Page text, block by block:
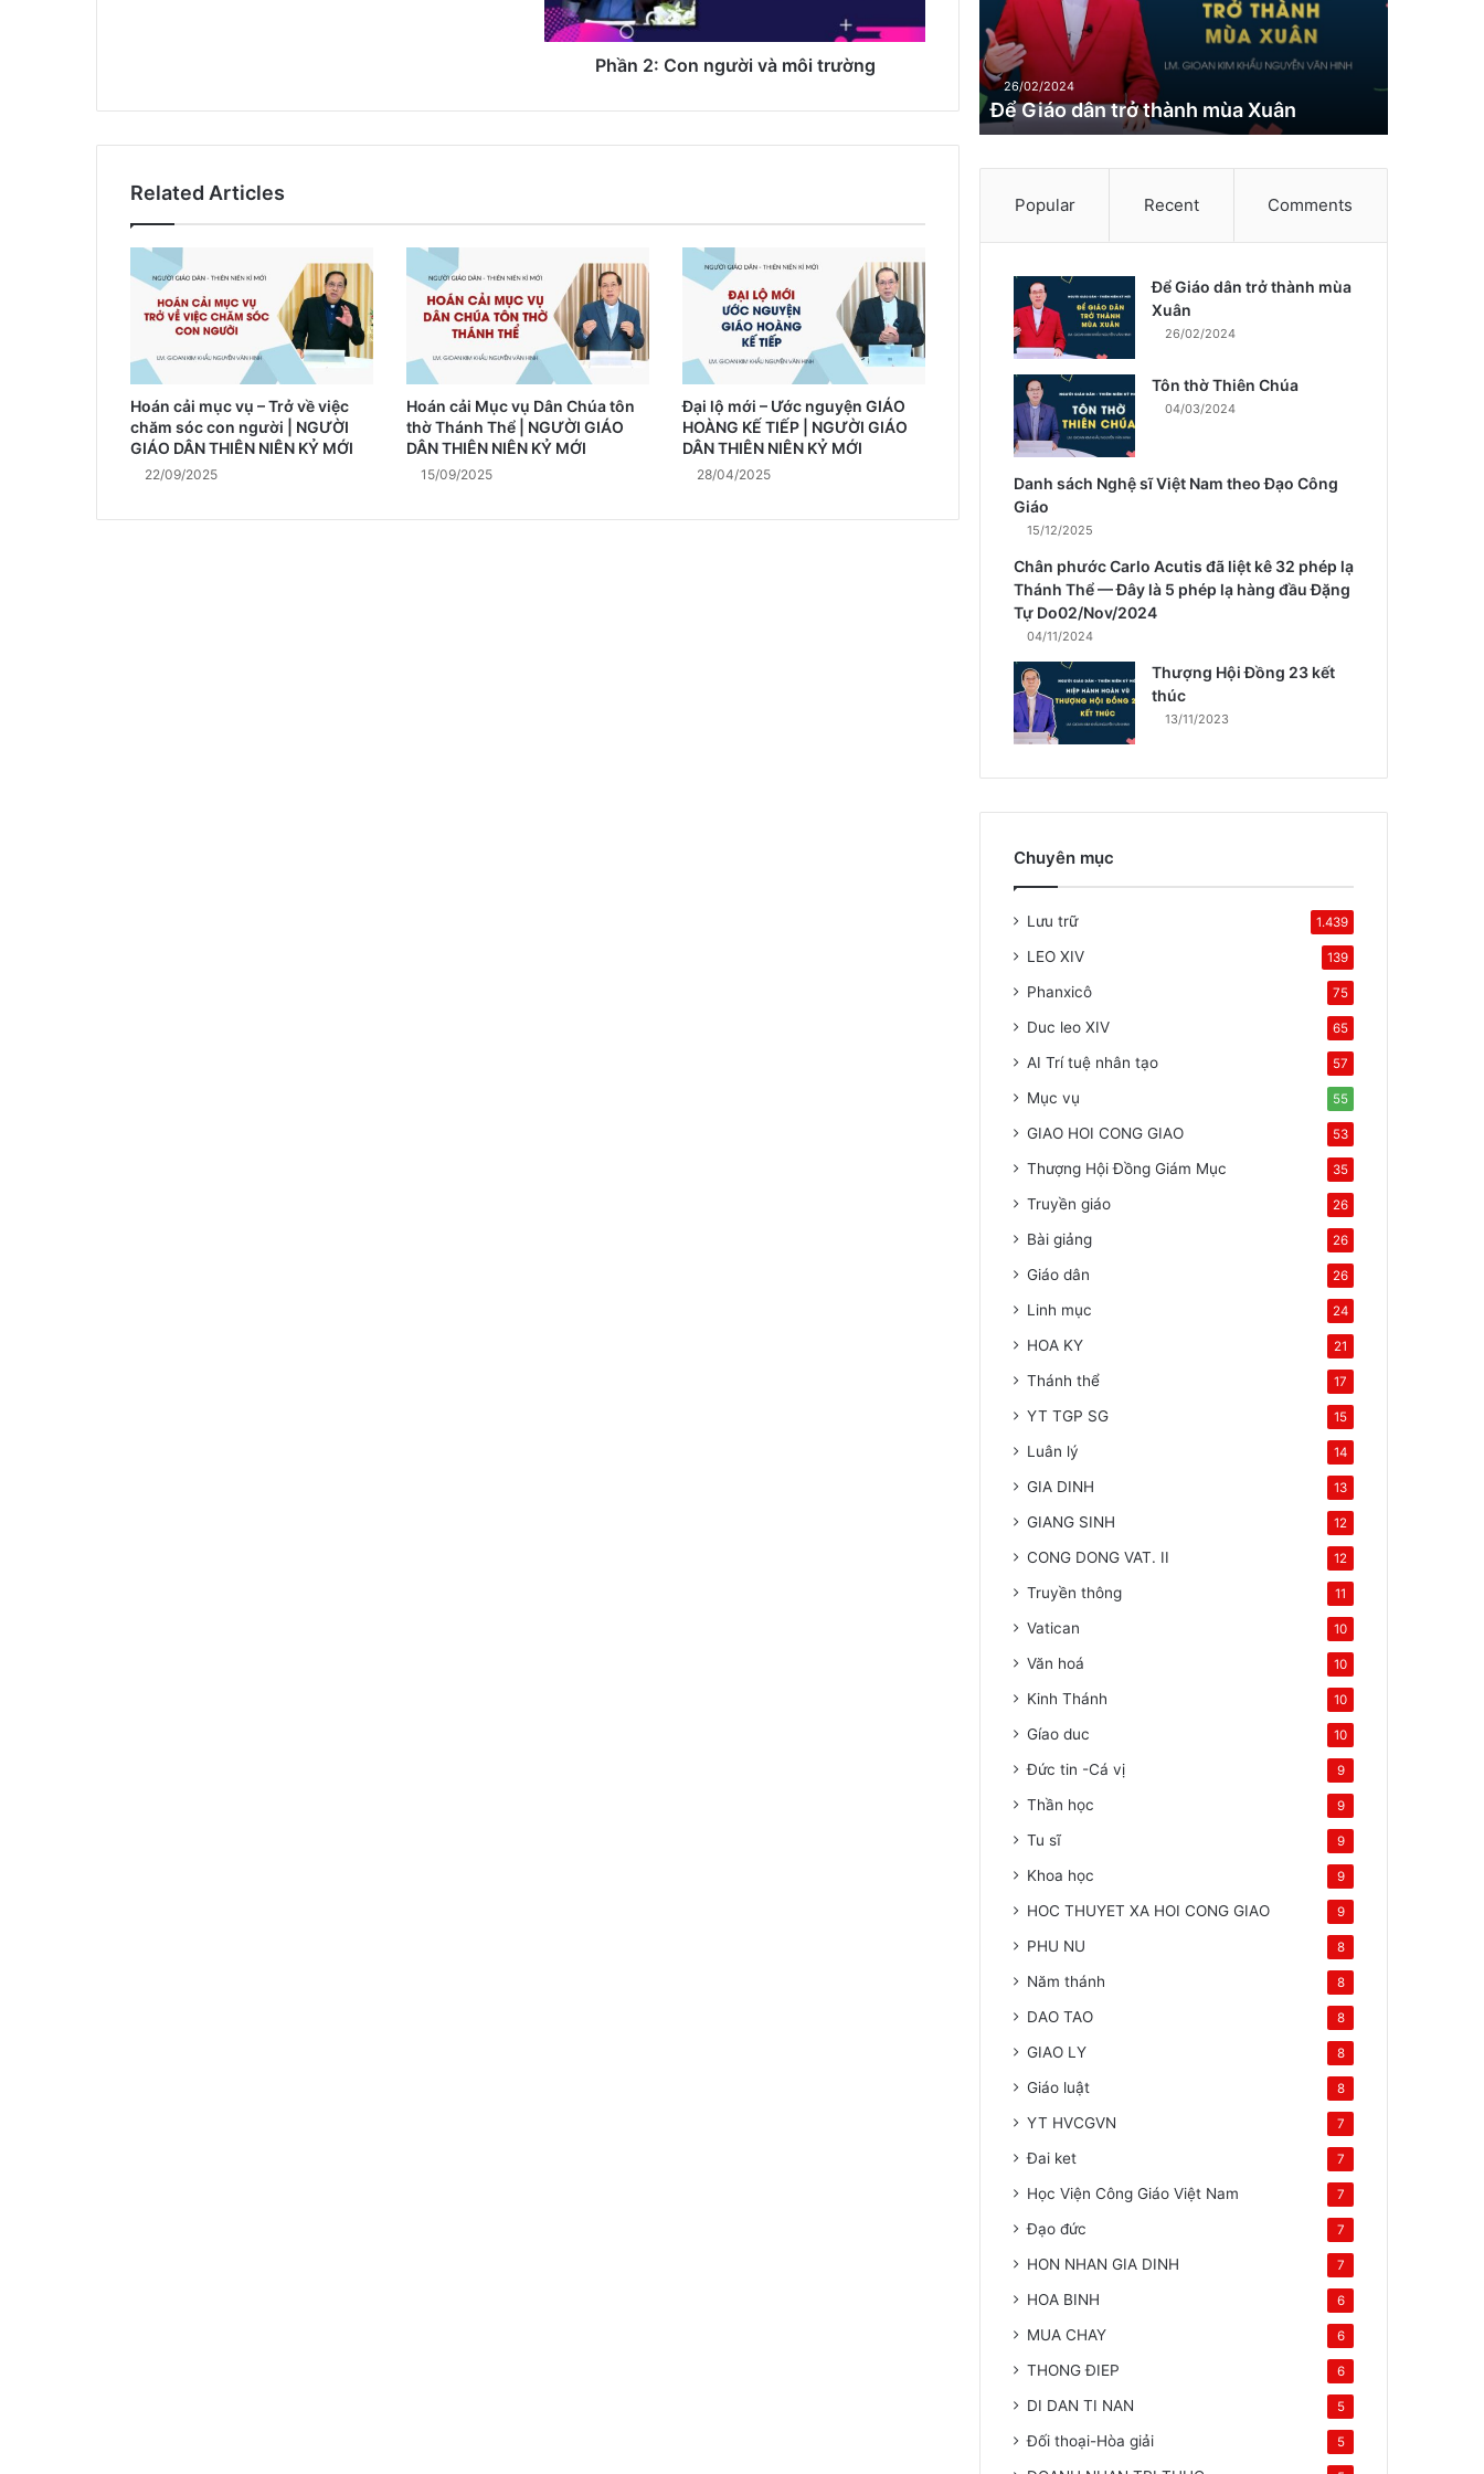
Phần 2: Con người và môi trường
Related Articles
Hoán cải mục vụ – Trở về việc
chăm sóc con người | NGƯỜI
GIÁO DÂN THIÊN NIÊN KỶ MỚI
22/09/2025
Hoán cải Mục vụ Dân Chúa tôn
thờ Thánh Thể | NGƯỜI GIÁO
DÂN THIÊN NIÊN KỶ MỚI
15/09/2025
Đại lộ mới – Ước nguyện GIÁO
HOÀNG KẾ TIẾP | NGƯỜI GIÁO
DÂN THIÊN NIÊN KỶ MỚI
28/04/2025
d
â
n
t
r
26/02/2024
Để Giáo dân trở thành mùa Xuân
Popular Recent Comments
Để Giáo dân trở thành mùa
Xuân
26/02/2024
Tôn thờ Thiên Chúa
04/03/2024
Danh sách Nghệ sĩ Việt Nam theo Đạo Công
Giáo
15/12/2025
Chân phước Carlo Acutis đã liệt kê 32 phép lạ
Thánh Thể — Đây là 5 phép lạ hàng đầu Đặng
Tự Do02/Nov/2024
04/11/2024
Thượng Hội Đồng 23 kết
thúc
13/11/2023
Chuyên mục
Lưu trữ 1.439
LEO XIV 139
Phanxicô 75
Duc leo XIV 65
AI Trí tuệ nhân tạo 57
Mục vụ 55
GIAO HOI CONG GIAO 53
Thượng Hội Đồng Giám Mục 35
Truyền giáo 26
Bài giảng 26
Giáo dân 26
Linh mục 24
HOA KY 21
Thánh thể 17
YT TGP SG 15
Luân lý 14
GIA DINH 13
GIANG SINH 12
CONG DONG VAT. II 12
Truyền thông 11
Vatican 10
Văn hoá 10
Kinh Thánh 10
Gíao duc 10
Đức tin -Cá vị 9
Thần học 9
Tu sĩ 9
Khoa học 9
HOC THUYET XA HOI CONG GIAO 9
PHU NU 8
Năm thánh 8
DAO TAO 8
GIAO LY 8
Giáo luật 8
YT HVCGVN 7
Đai ket 7
Học Viện Công Giáo Việt Nam 7
Đạo đức 7
HON NHAN GIA DINH 7
HOA BINH 6
MUA CHAY 6
THONG ĐIEP 6
DI DAN TI NAN 5
Đối thoại-Hòa giải 5